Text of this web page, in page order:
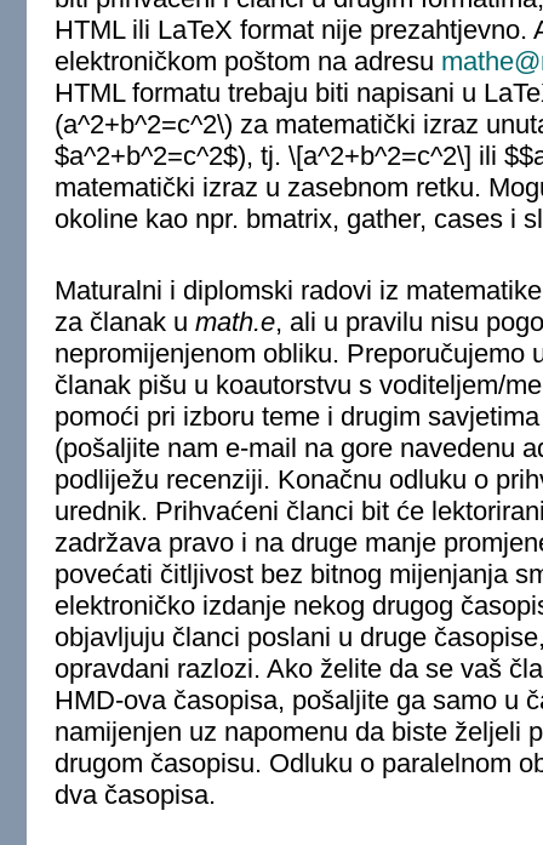
HTML ili LaTeX format nije prezahtjevno.
elektroničkom poštom na adresu
HTML formatu trebaju biti napisani u
(a^2+b^2=c^2\) za matematički izraz
$a^2+b^2=c^2$), tj. \[a^2+b^2=c^2\] ili
matematički izraz u zasebnom retku.
okoline kao npr. bmatrix, gather, cases i
Maturalni i diplomski radovi iz
za članak u math.e, ali u pravilu nisu
nepromijenjenom obliku. Preporučujemo
članak pišu u koautorstvu s voditeljem/
pomoći pri izboru teme i drugim
(pošaljite nam e-mail na gore navedenu
podliježu recenziji. Konačnu odluku o
urednik. Prihvaćeni članci bit će
zadržava pravo i na druge manje
povećati čitljivost bez bitnog mijenjanja
elektroničko izdanje nekog drugog
objavljuju članci poslani u druge
opravdani razlozi. Ako želite da se vaš
HMD-ova časopisa, pošaljite ga samo u
namijenjen uz napomenu da biste željeli
drugom časopisu. Odluku o paralelnom
dva časopisa.